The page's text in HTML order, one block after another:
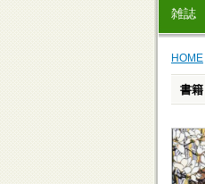
雑誌
HOME
書籍